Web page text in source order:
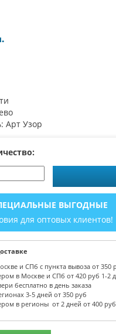
Арт Узор
ВЫГОДНЫЕ
для оптовых клиентов!
и СПб с пункта вывоза от 350
в Москве и СПб от 420 руб 1-2
бесплатно в день заказа
3-5 дней от 350 руб
в регионы от 2 дней от 400 руб